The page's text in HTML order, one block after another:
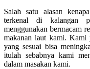
Salah satu alasan
terkenal di kalangan
menggunakan bermacam
makanan laut kami.
yang sesuai bisa
itulah sebabnya kami
dalam masakan kami.